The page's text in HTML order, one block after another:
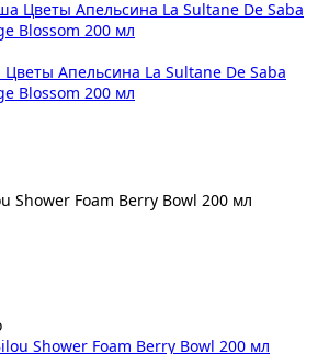
Апельсина La Sultane De Saba
Blossom 200 мл
Shower Foam Berry Bowl 200 мл